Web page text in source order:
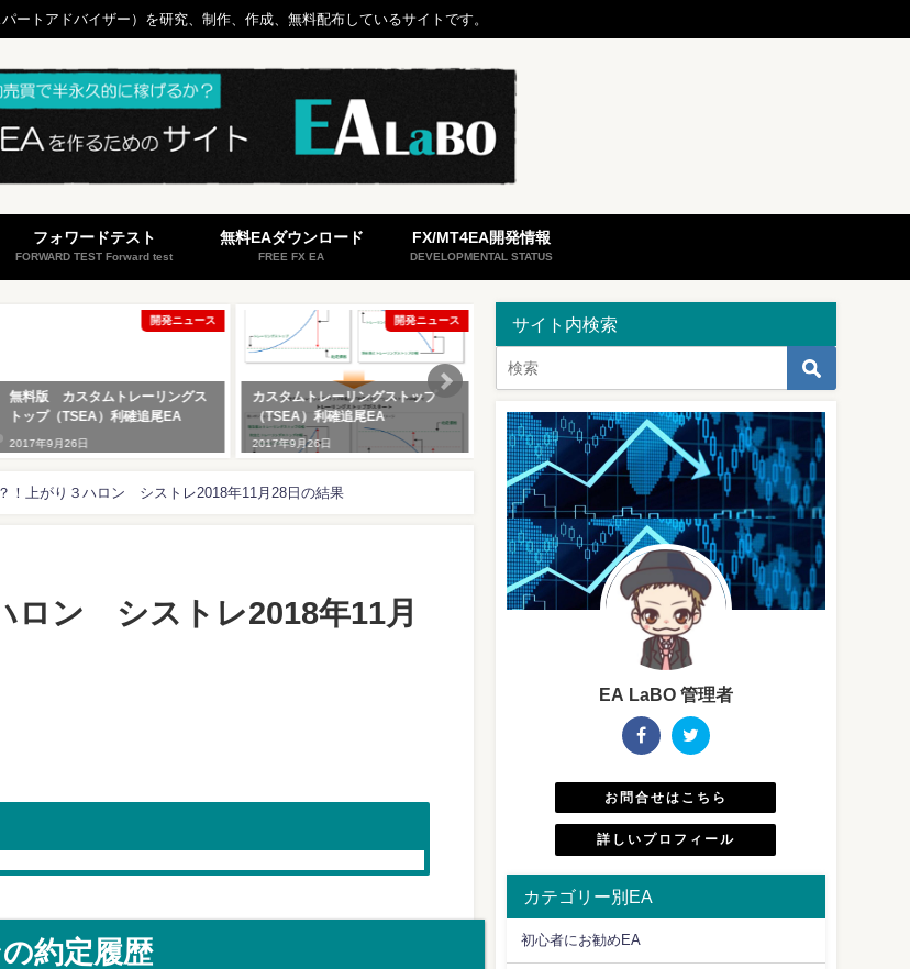
ートアドバイザー）を研究、制作、作成、無料配布しているサイトです。
フォワードテスト
FORWARD TEST Forward test
無料EAダウンロード
FREE FX EA
FX/MT4EA開発情報
DEVELOPMENTAL STATUS
開発ニュース
無料版 カスタムトレーリングス
トップ（TSEA）利確追尾EA
2017年9月26日
開発ニュース
カスタムトレーリングストップ
（TSEA）利確追尾EA
2017年9月26日
！上がり３ハロン シストレ2018年11月28日の結果
ロン シストレ2018年11月
約定履歴
サイト内検索
EA LaBO 管理者
お問合せはこちら
詳しいプロフィール
カテゴリー別EA
初心者にお勧めEA